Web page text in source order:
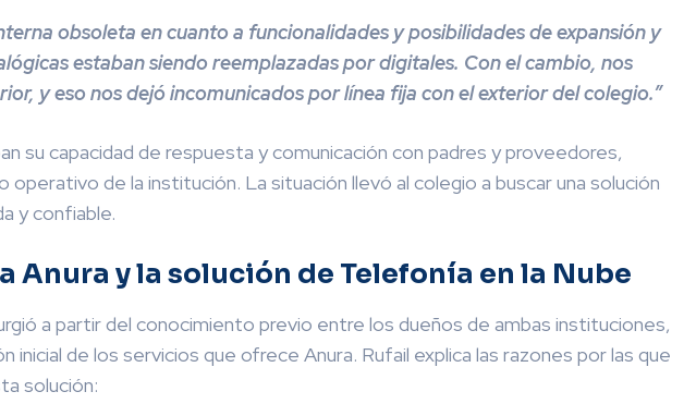
obsoleta en cuanto a funcionalidades y posibilidades de expansión y
estaban siendo reemplazadas por digitales. Con el cambio, nos
y eso nos dejó incomunicados por línea fija con el exterior del colegio.”
su capacidad de respuesta y comunicación con padres y proveedores,
de la institución. La situación llevó al colegio a buscar una solución
y confiable.
Anura y la solución de Telefonía en la Nube
a partir del conocimiento previo entre los dueños de ambas instituciones,
inicial de los servicios que ofrece Anura. Rufail explica las razones por las que
solución: